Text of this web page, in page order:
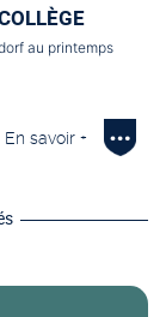
au printemps
En savoir +